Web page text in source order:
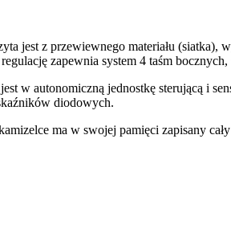
jest z przewiewnego materiału
zapewnia system 4 taśm
w autonomiczną jednostkę sterującą i
diodowych.
ma w swojej pamięci zapisany